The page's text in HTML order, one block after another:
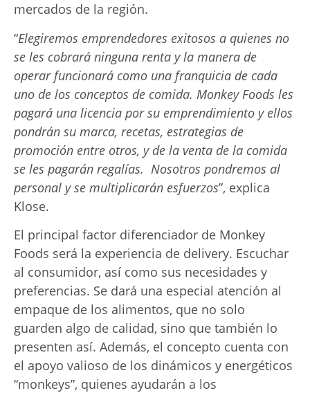
mercados de la región.
“Elegiremos emprendedores exitosos a quienes no
se les cobrará ninguna renta y la manera de
operar funcionará como una franquicia de cada
uno de los conceptos de comida. Monkey Foods les
pagará una licencia por su emprendimiento y ellos
pondrán su marca, recetas, estrategias de
promoción entre otros, y de la venta de la comida
se les pagarán regalías. Nosotros pondremos al
personal y se multiplicarán esfuerzos”, explica
Klose.
El principal factor diferenciador de Monkey
Foods será la experiencia de delivery. Escuchar
al consumidor, así como sus necesidades y
preferencias. Se dará una especial atención al
empaque de los alimentos, que no solo
guarden algo de calidad, sino que también lo
presenten así. Además, el concepto cuenta con
el apoyo valioso de los dinámicos y energéticos
“monkeys”, quienes ayudarán a los